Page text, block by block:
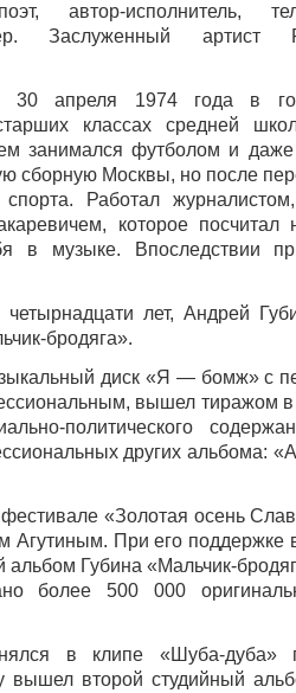
автор-исполнитель,
Заслуженный артист
30 апреля 1974 года в
классах средней
занимался футболом и даже
сборную Москвы, но после
Работал
которое посчитал
в музыке. Впоследствии
лет, Андрей
бродяга».
диск «Я — бомж» с
вышел тиражом
политического
других альбома:
«Золотая осень
Агутиным. При его поддержке
Губина «Мальчик-
более 500 000
в клипе «Шуба-дуба»
вышел второй студийный